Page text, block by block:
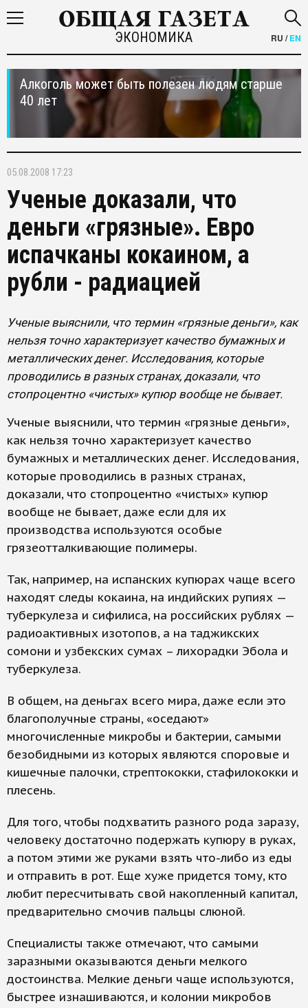
ЭКОНОМИКА RU /EN
Алкоголь может быть полезен людям старше
40 лет
05.08.2008 17:23
Ученые доказали, что
деньги «грязные». Евро
испачканы кокаином, а
рубли - радиацией
Ученые выяснили, что термин «грязные деньги», как
нельзя точно характеризует качество бумажных и
металлических денег. Исследования, которые
проводились в разных странах, доказали, что
стопроцентно «чистых» купюр вообще не бывает.
Ученые выяснили, что термин «грязные деньги»,
как нельзя точно характеризует качество
бумажных и металлических денег. Исследования,
которые проводились в разных странах,
доказали, что стопроцентно «чистых» купюр
вообще не бывает, даже если для их
производства используются особые
грязеотталкивающие полимеры.
Так, например, на испанских купюрах чаще всего
находят следы кокаина, на индийских рупиях —
туберкулеза и сифилиса, на российских рублях —
радиоактивных изотопов, а на таджикских
сомони и узбекских сумах – лихорадки Эбола и
туберкулеза.
В общем, на деньгах всего мира, даже если это
благополучные страны, «оседают»
многочисленные микробы и бактерии, самыми
безобидными из которых являются споровые и
кишечные палочки, стрептококки, стафилококки и
плесень.
Для того, чтобы подхватить разного рода заразу,
человеку достаточно подержать купюру в руках,
а потом этими же руками взять что-либо из еды
и отправить в рот. Еще хуже придется тому, кто
любит пересчитывать свой накопленный капитал,
предварительно смочив пальцы слюной.
Специалисты также отмечают, что самыми
заразными оказываются деньги мелкого
достоинства. Мелкие деньги чаще используются,
быстрее изнашиваются, и колонии микробов